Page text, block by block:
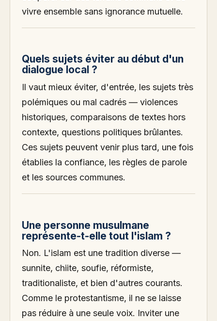
vivre ensemble sans ignorance mutuelle.
Quels sujets éviter au début d'un
dialogue local ?
Il vaut mieux éviter, d'entrée, les sujets très
polémiques ou mal cadrés — violences
historiques, comparaisons de textes hors
contexte, questions politiques brûlantes.
Ces sujets peuvent venir plus tard, une fois
établies la confiance, les règles de parole
et les sources communes.
Une personne musulmane
représente-t-elle tout l'islam ?
Non. L'islam est une tradition diverse —
sunnite, chiite, soufie, réformiste,
traditionaliste, et bien d'autres courants.
Comme le protestantisme, il ne se laisse
pas réduire à une seule voix. Inviter une